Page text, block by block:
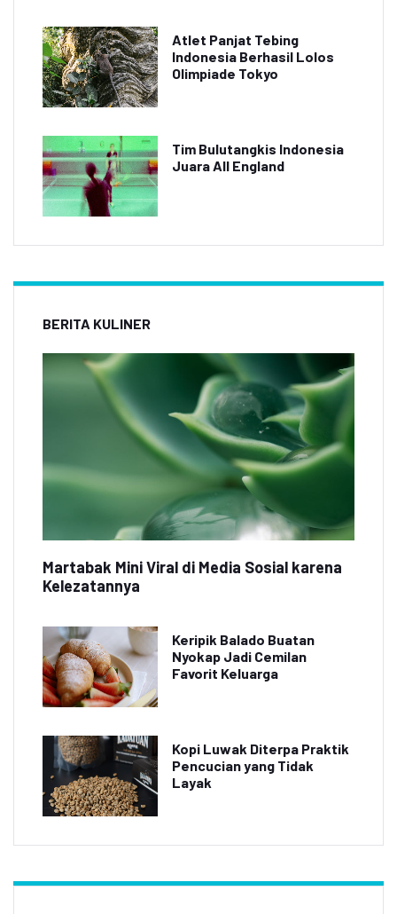
Atlet Panjat Tebing
Indonesia Berhasil Lolos
Olimpiade Tokyo
Tim Bulutangkis Indonesia
Juara All England
BERITA KULINER
Martabak Mini Viral di Media Sosial karena
Kelezatannya
Keripik Balado Buatan
Nyokap Jadi Cemilan
Favorit Keluarga
Kopi Luwak Diterpa Praktik
Pencucian yang Tidak
Layak